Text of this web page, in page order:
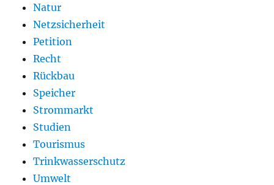
Natur
Netzsicherheit
Petition
Recht
Rückbau
Speicher
Strommarkt
Studien
Tourismus
Trinkwasserschutz
Umwelt